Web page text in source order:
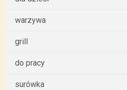
warzywa
grill
do pracy
surówka